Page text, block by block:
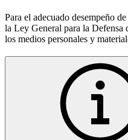
Para el adecuado desempeño
la Ley General para la Defensa
los medios personales y